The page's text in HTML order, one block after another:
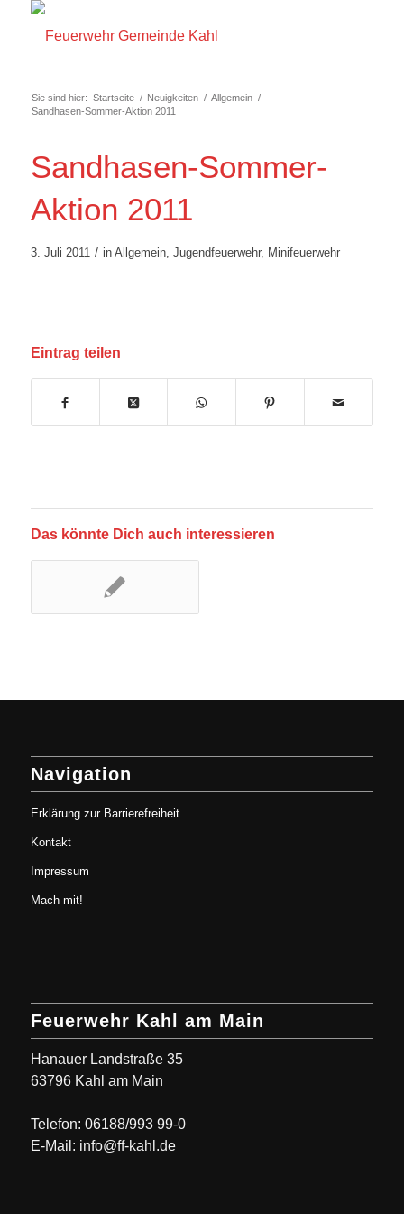
Sie sind hier: Startseite / Neuigkeiten / Allgemein /
Sandhasen-Sommer-Aktion 2011
Sandhasen-Sommer-
Aktion 2011
3. Juli 2011 / in Allgemein, Jugendfeuerwehr, Minifeuerwehr
Eintrag teilen
Das könnte Dich auch interessieren
Navigation
Erklärung zur Barrierefreiheit
Kontakt
Impressum
Mach mit!
Feuerwehr Kahl am Main
Hanauer Landstraße 35
63796 Kahl am Main
Telefon: 06188/993 99-0
E-Mail: info@ff-kahl.de